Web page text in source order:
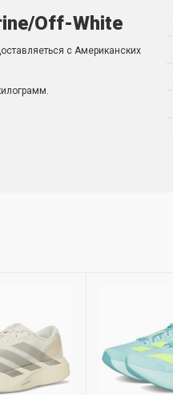
Off-White
с Американских